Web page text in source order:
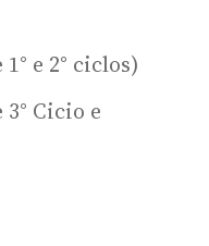
e 2° ciclos)
Cicio e